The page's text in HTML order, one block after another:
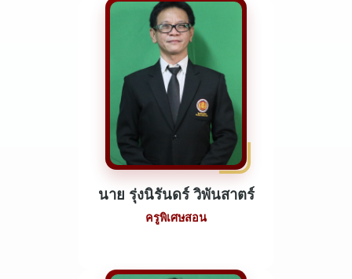
นาย รุ่งนิรันดร์ วิพันสาตร์
ครูพิเศษสอน